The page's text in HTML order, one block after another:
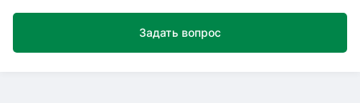
Задать вопрос